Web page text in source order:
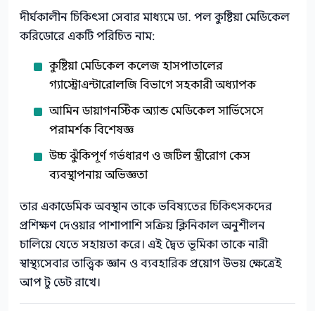
দীর্ঘকালীন চিকিৎসা সেবার মাধ্যমে ডা. পল কুষ্টিয়া মেডিকেল
করিডোরে একটি পরিচিত নাম:
কুষ্টিয়া মেডিকেল কলেজ হাসপাতালের
গ্যাস্ট্রোএন্টারোলজি বিভাগে সহকারী অধ্যাপক
আমিন ডায়াগনস্টিক অ্যান্ড মেডিকেল সার্ভিসেসে
পরামর্শক বিশেষজ্ঞ
উচ্চ ঝুঁকিপূর্ণ গর্ভধারণ ও জটিল স্ত্রীরোগ কেস
ব্যবস্থাপনায় অভিজ্ঞতা
তার একাডেমিক অবস্থান তাকে ভবিষ্যতের চিকিৎসকদের
প্রশিক্ষণ দেওয়ার পাশাপাশি সক্রিয় ক্লিনিকাল অনুশীলন
চালিয়ে যেতে সহায়তা করে। এই দ্বৈত ভূমিকা তাকে নারী
স্বাস্থ্যসেবার তাত্ত্বিক জ্ঞান ও ব্যবহারিক প্রয়োগ উভয় ক্ষেত্রেই
আপ টু ডেট রাখে।